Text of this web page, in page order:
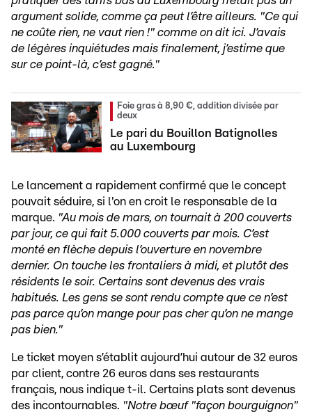
argument solide, comme ça peut l’être ailleurs. "Ce qui
ne coûte rien, ne vaut rien !" comme on dit ici. J’avais
de légères inquiétudes mais finalement, j’estime que
sur ce point-là, c’est gagné."
Foie gras à 8,90 €, addition divisée par
deux
Le pari du Bouillon Batignolles
au Luxembourg
Le lancement a rapidement confirmé que le concept
pouvait séduire, si l'on en croit le responsable de la
marque. "Au mois de mars, on tournait à 200 couverts
par jour, ce qui fait 5.000 couverts par mois. C’est
monté en flèche depuis l’ouverture en novembre
dernier. On touche les frontaliers à midi, et plutôt des
résidents le soir. Certains sont devenus des vrais
habitués. Les gens se sont rendu compte que ce n’est
pas parce qu’on mange pour pas cher qu’on ne mange
pas bien."
Le ticket moyen s’établit aujourd’hui autour de 32 euros
par client, contre 26 euros dans ses restaurants
français, nous indique t-il. Certains plats sont devenus
des incontournables. "Notre bœuf "façon bourguignon"